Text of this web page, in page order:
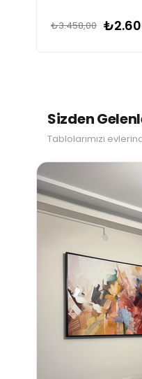
₺3.458,00
Sizden
Tablolarımızı